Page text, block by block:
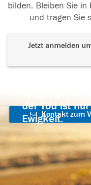
bilden. Bleiben Sie
und tragen Sie
Jetzt anmelden
der Tod ist
Ewigkeit.
Kontakt zum
aufnehmen